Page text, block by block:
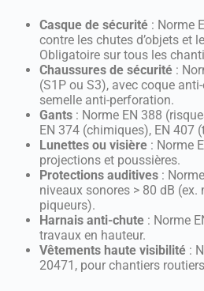
Casque de sécurité : Norme
contre les chutes d’objets et
Obligatoire sur tous les
Chaussures de sécurité :
(S1P ou S3), avec coque
semelle anti-perforation.
Gants : Norme EN 388
EN 374 (chimiques), EN 407
Lunettes ou visière : Norme
projections et poussières.
Protections auditives :
niveaux sonores > 80 dB (ex.
piqueurs).
Harnais anti-chute : Norme
travaux en hauteur.
Vêtements haute visibilité :
20471, pour chantiers